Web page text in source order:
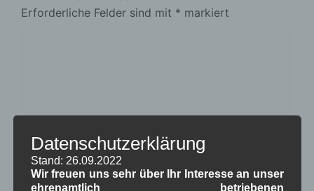
Erforderliche Felder sind mit * markiert
Datenschutzerklärung
Stand: 26.09.2022
Wir freuen uns sehr über Ihr Interesse an unser
ehrenamtlich betriebenen